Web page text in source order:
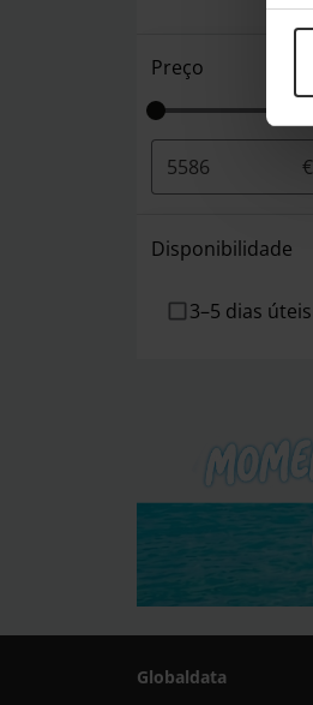
Preço
€
Disponibilidade
3–5 dias úteis
Globaldata